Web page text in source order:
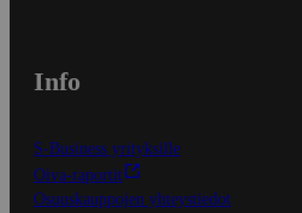
Info
S-Business yrityksille
Oiva-raportit
Osuuskauppojen yhteystiedot